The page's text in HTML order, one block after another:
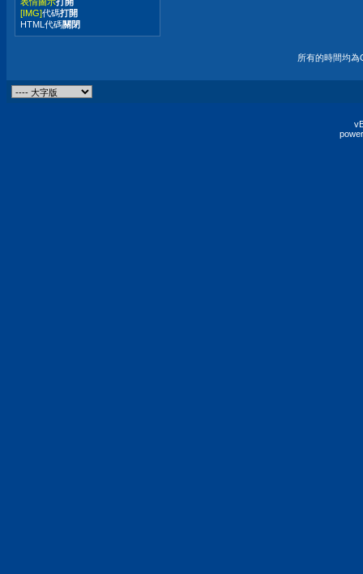
[IMG]代碼打開
HTML代碼關閉
所有的時間均為